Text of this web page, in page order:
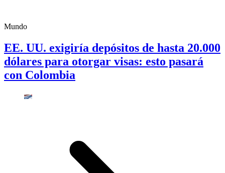
Mundo
EE. UU. exigiría depósitos de hasta 20.000
dólares para otorgar visas: esto pasará
con Colombia